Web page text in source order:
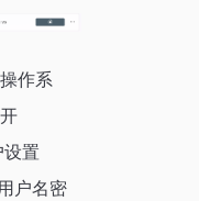
作系
置
户名密